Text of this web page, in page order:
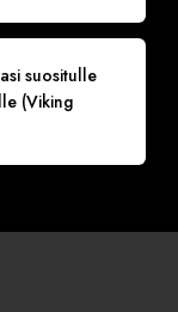
suositulle
(Viking